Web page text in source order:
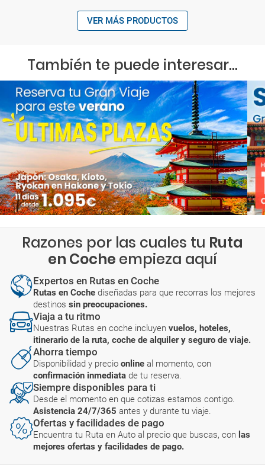
VER MÁS PRODUCTOS
También te puede interesar...
Razones por las cuales tu Ruta
en Coche empieza aquí
Expertos en Rutas en Coche
Rutas en Coche diseñadas para que recorras los mejores
destinos sin preocupaciones.
Viaja a tu ritmo
Nuestras Rutas en coche incluyen vuelos, hoteles,
itinerario de la ruta, coche de alquiler y seguro de viaje.
Ahorra tiempo
Disponibilidad y precio online al momento, con
confirmación inmediata de tu reserva.
Siempre disponibles para ti
Desde el momento en que cotizas estamos contigo.
Asistencia 24/7/365 antes y durante tu viaje.
Ofertas y facilidades de pago
Encuentra tu Ruta en Auto al precio que buscas, con las
mejores ofertas y facilidades de pago.